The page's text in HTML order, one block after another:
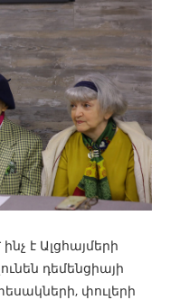
է Ալցհայմերի
դեմենցիայի
փուլերի